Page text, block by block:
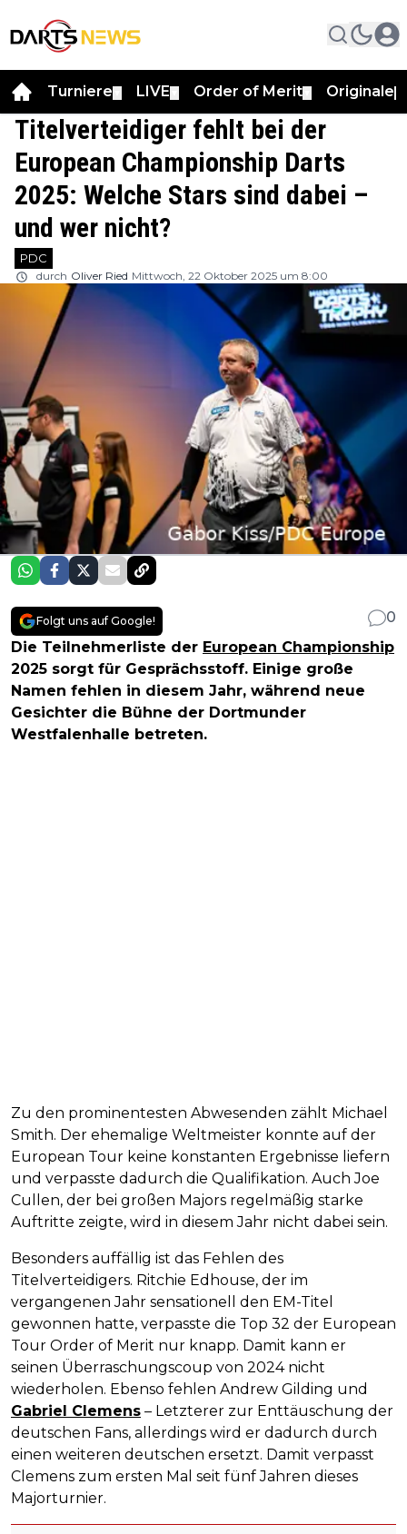
Turniere LIVE Order of Merit Originale
Titelverteidiger fehlt bei der
European Championship Darts
2025: Welche Stars sind dabei –
und wer nicht?
PDC
durch Oliver Ried Mittwoch, 22 Oktober 2025 um 8:00
Folgt uns auf Google!
0
Die Teilnehmerliste der European Championship
2025 sorgt für Gesprächsstoff. Einige große
Namen fehlen in diesem Jahr, während neue
Gesichter die Bühne der Dortmunder
Westfalenhalle betreten.
Zu den prominentesten Abwesenden zählt Michael
Smith. Der ehemalige Weltmeister konnte auf der
European Tour keine konstanten Ergebnisse liefern
und verpasste dadurch die Qualifikation. Auch Joe
Cullen, der bei großen Majors regelmäßig starke
Auftritte zeigte, wird in diesem Jahr nicht dabei sein.
Besonders auffällig ist das Fehlen des
Titelverteidigers. Ritchie Edhouse, der im
vergangenen Jahr sensationell den EM-Titel
gewonnen hatte, verpasste die Top 32 der European
Tour Order of Merit nur knapp. Damit kann er
seinen Überraschungscoup von 2024 nicht
wiederholen. Ebenso fehlen Andrew Gilding und
Gabriel Clemens – Letzterer zur Enttäuschung der
deutschen Fans, allerdings wird er dadurch durch
einen weiteren deutschen ersetzt. Damit verpasst
Clemens zum ersten Mal seit fünf Jahren dieses
Majorturnier.